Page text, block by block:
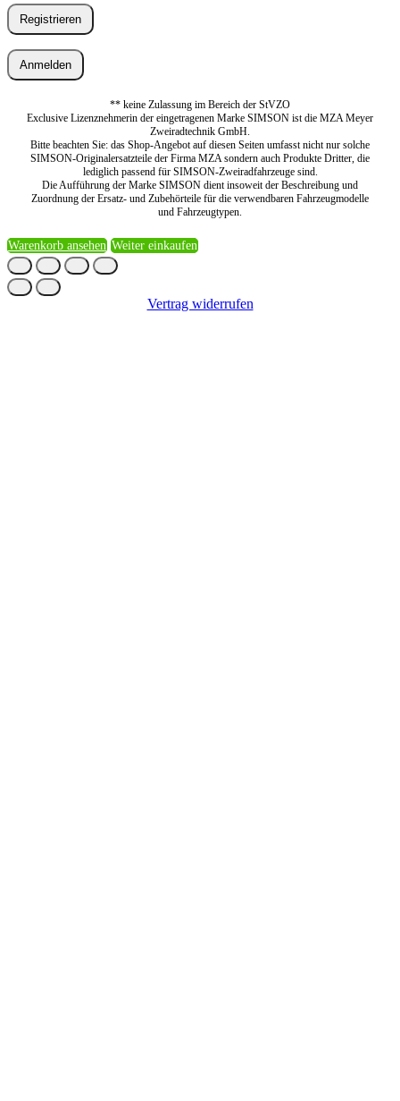
Registrieren
Anmelden
** keine Zulassung im Bereich der StVZO
Exclusive Lizenznehmerin der eingetragenen Marke SIMSON ist die MZA Meyer
Zweiradtechnik GmbH.
Bitte beachten Sie: das Shop-Angebot auf diesen Seiten umfasst nicht nur solche
SIMSON-Originalersatzteile der Firma MZA sondern auch Produkte Dritter, die
lediglich passend für SIMSON-Zweiradfahrzeuge sind.
Die Aufführung der Marke SIMSON dient insoweit der Beschreibung und
Zuordnung der Ersatz- und Zubehörteile für die verwendbaren Fahrzeugmodelle
und Fahrzeugtypen.
Warenkorb ansehen Weiter einkaufen
Vertrag widerrufen